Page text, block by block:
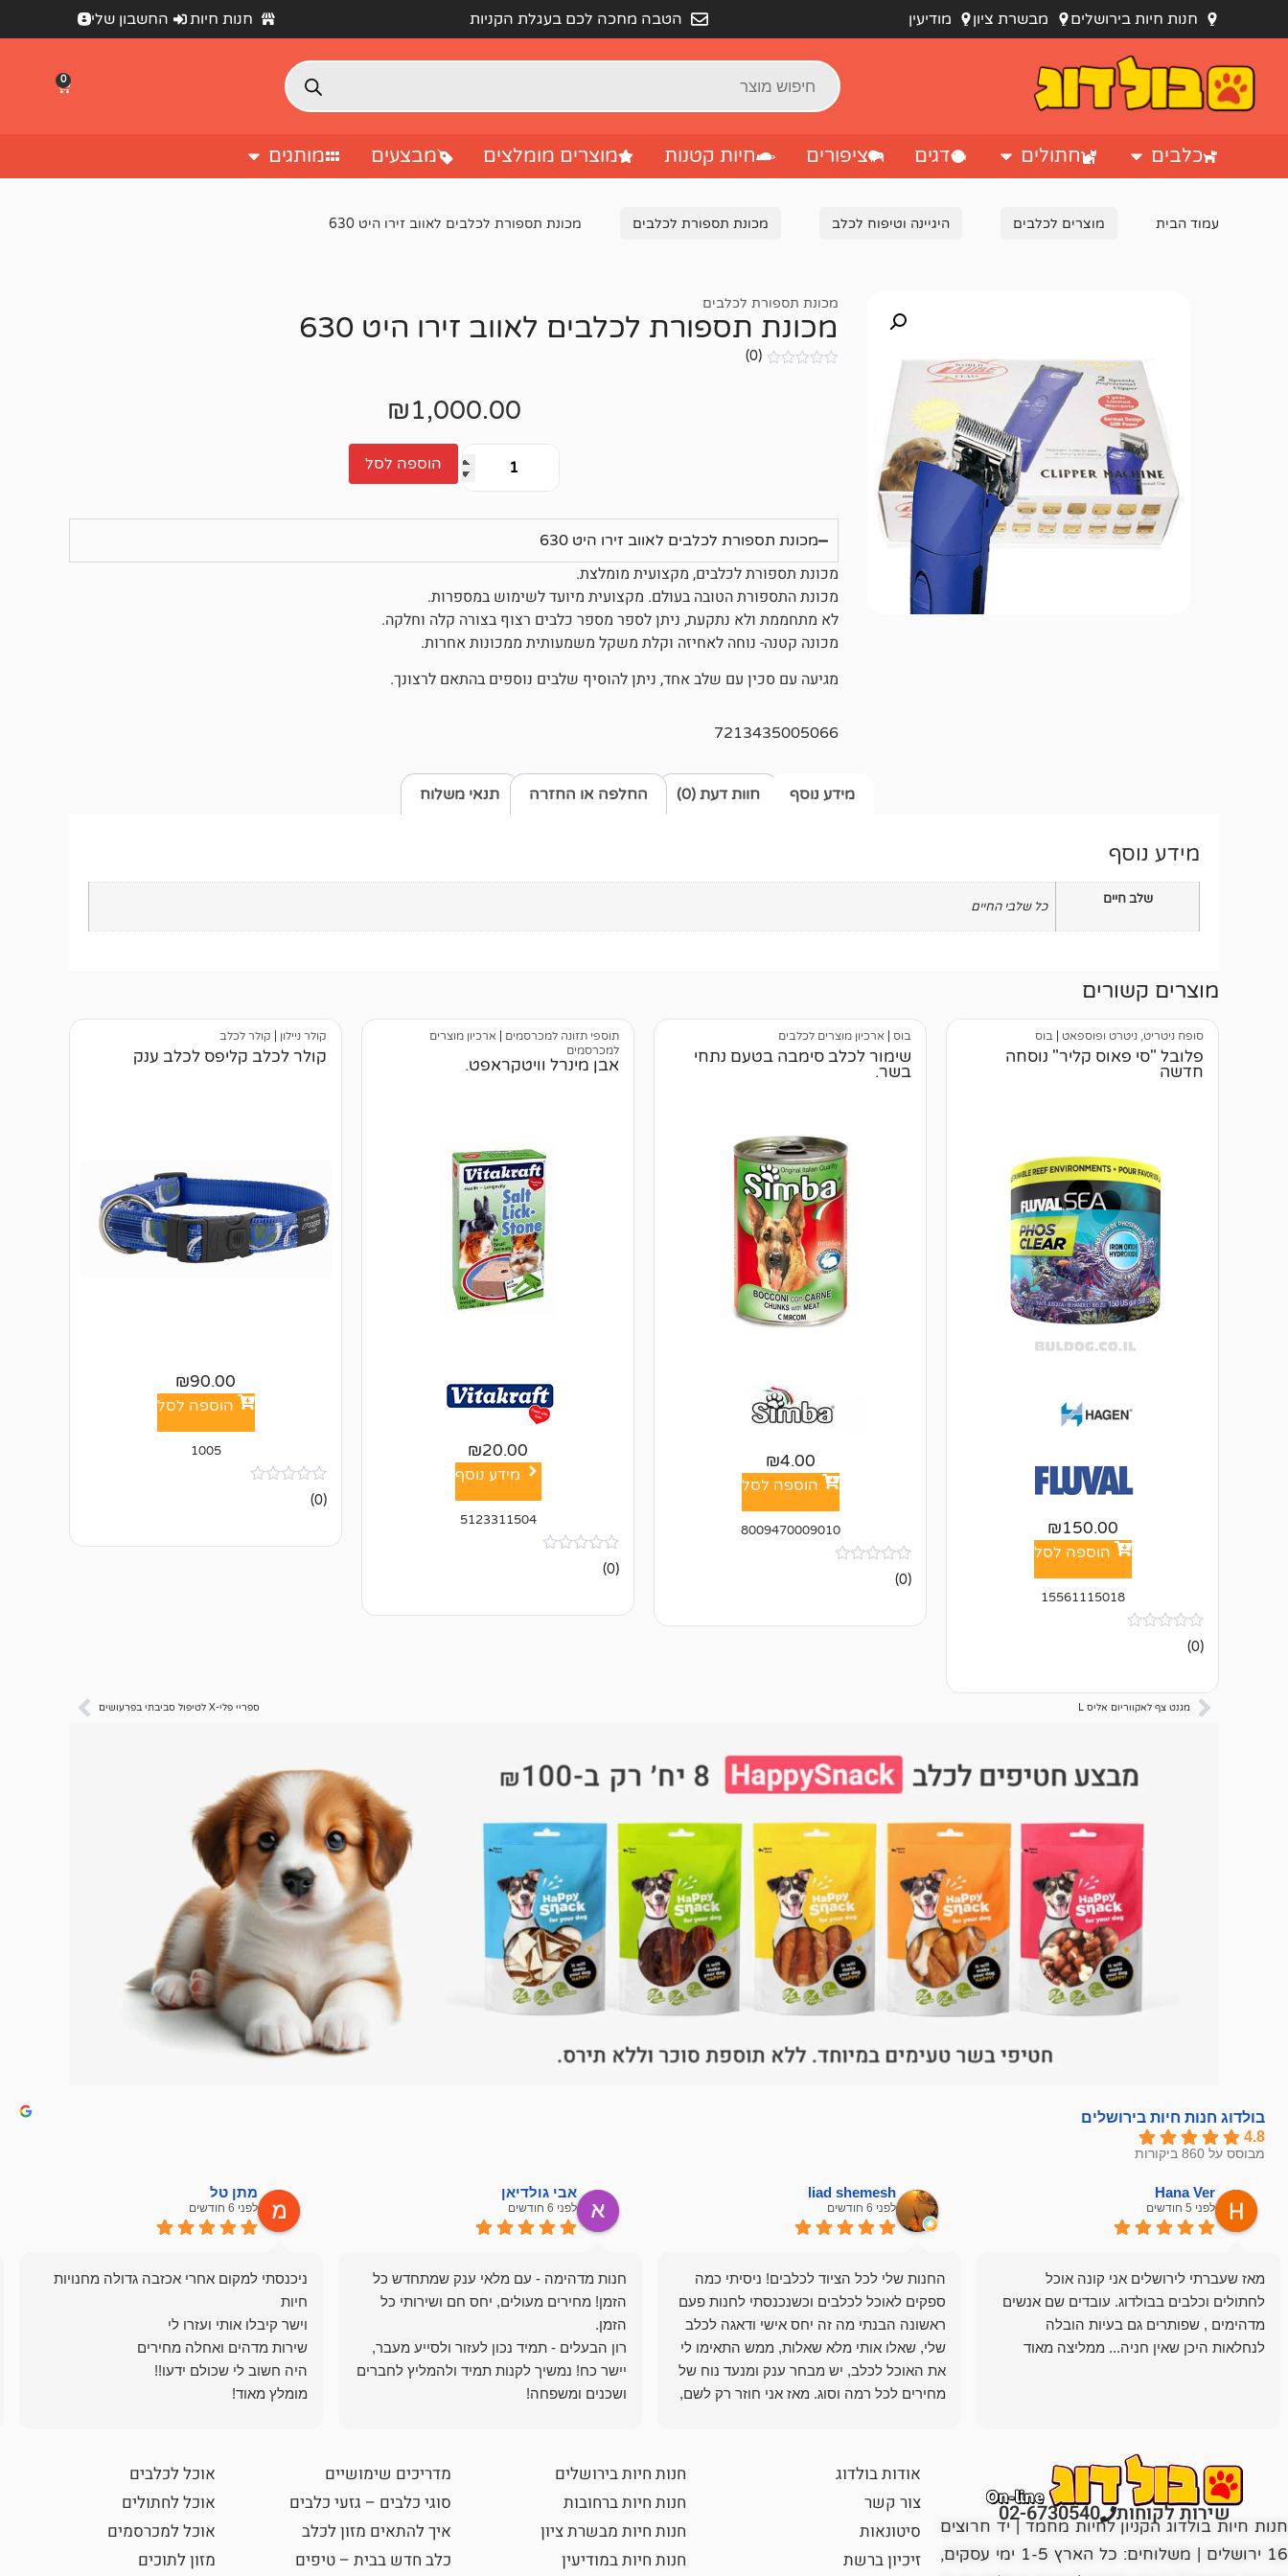
חנות חיות בירושלים מבשרת ציון מודיעין הטבה מחכה לכם בעגלת הקניות חנות חיות החשבון שלי
0
כלבים חתולים דגים ציפורים חיות קטנות מוצרים מומלצים מבצעים מותגים
עמוד הבית מוצרים לכלבים היגיינה וטיפוח לכלב מכונת תספורת לכלבים מכונת תספורת לכלבים לאווב זירו היט 630
מכונת תספורת לכלבים
מכונת תספורת לכלבים לאווב זירו היט 630
(0)
₪1,000.00
הוספה לסל
מכונת תספורת לכלבים לאווב זירו היט 630
מכונת תספורת לכלבים, מקצועית מומלצת.
מכונת התספורת הטובה בעולם. מקצועית מיועד לשימוש במספרות.
לא מתחממת ולא נתקעת, ניתן לספר מספר כלבים רצוף בצורה קלה וחלקה.
מכונה קטנה- נוחה לאחיזה וקלת משקל משמעותית ממכונות אחרות.
מגיעה עם סכין עם שלב אחד, ניתן להוסיף שלבים נוספים בהתאם לרצונך.
7213435005066
מידע נוסף תנאי משלוח חוות דעת (0) החלפה או החזרה
מידע נוסף
שלב חיים כל שלבי החיים
מוצרים קשורים
סופח ניטריט, ניטרט ופוספאט | בוס
פלובל "סי פאוס קליר" נוסחה
חדשה
₪150.00
הוספה לסל
15561115018
אין
ביקורות
(0)
בוס | ארכיון מוצרים לכלבים
שימור לכלב סימבה בטעם נתחי
בשר.
₪4.00
הוספה לסל
8009470009010
אין
ביקורות
(0)
תוספי תזונה למכרסמים | ארכיון מוצרים
למכרסמים
אבן מינרל וויטקראפט.
₪20.00
מידע נוסף
5123311504
אין
ביקורות
(0)
קולר ניילון | קולר לכלב
קולר לכלב קליפס לכלב ענק
₪90.00
הוספה לסל
1005
אין
ביקורות
(0)
מגנט צף לאקווריום אליס L ספריי פלי-X לטיפול סביבתי בפרעושים
בולדוג חנות חיות בירושלים
4.8
מבוסס על 860 ביקורות
Hana Ver
לפני 5 חודשים
מאז שעברתי לירושלים אני קונה אוכל
לחתולים וכלבים בבולדוג. עובדים שם אנשים
מדהימים , שפותרים גם בעיות הובלה
לנחלאות היכן שאין חניה... ממליצה מאוד
liad shemesh
לפני 6 חודשים
החנות שלי לכל הציוד לכלבים! ניסיתי כמה
ספקים לאוכל לכלבים וכשנכנסתי לחנות פעם
ראשונה הבנתי מה זה יחס אישי ודאגה לכלב
שלי, שאלו אותי מלא שאלות, ממש התאימו לי
את האוכל לכלב, יש מבחר ענק ומנעד נוח של
מחירים לכל רמה וסוג. מאז אני חוזר רק לשם,
אבי גולדיאן
לפני 6 חודשים
חנות מדהימה - עם מלאי ענק שמתחדש כל
הזמן! מחירים מעולים, יחס חם ושירותי כל
רון הבעלים - תמיד נכון לעזור ולסייע מעבר,
יישר כח! נמשיך לקנות תמיד ולהמליץ לחברים
ושכנים ומשפחה!
מתן טל
לפני 6 חודשים
ניכנסתי למקום אחרי אכזבה גדולה מחנויות
מומלץ מאוד!
שירות לקוחות 02-6730540
חנות חיות בולדוג הקניון לחיות מחמד | יד חרוצים
16 ירושלים | משלוחים: כל הארץ 1-5 ימי עסקים,
אודות בולדוג
צור קשר
סיטונאות
זיכיון ברשת
חנות חיות בירושלים
חנות חיות ברחובות
חנות חיות מבשרת ציון
חנות חיות במודיעין
מדריכים שימושיים
סוגי כלבים – גזעי כלבים
איך להתאים מזון לכלב
כלב חדש בבית – טיפים
אוכל לכלבים
אוכל לחתולים
אוכל למכרסמים
מזון לתוכים